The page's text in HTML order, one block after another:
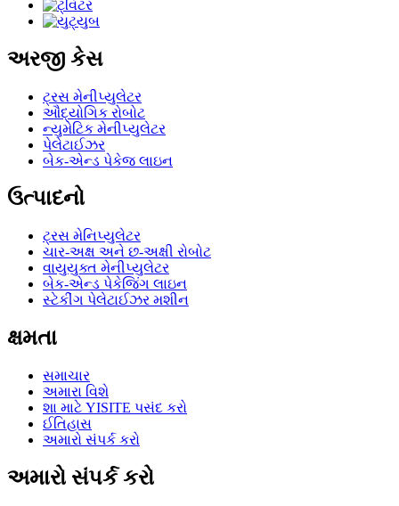
અરજી કેસ
ટ્રસ મેનીપ્યુલેટર
ઔદ્યોગિક રોબોટ
ન્યુમેટિક મેનીપ્યુલેટર
પેલેટાઈઝર
બેક-એન્ડ પેકેજ લાઇન
ઉત્પાદનો
ટ્રસ મેનિપ્યુલેટર
ચાર-અક્ષ અને છ-અક્ષી રોબોટ
વાયુયુક્ત મેનીપ્યુલેટર
બેક-એન્ડ પેકેજિંગ લાઇન
સ્ટેકીંગ પેલેટાઈઝર મશીન
ક્ષમતા
સમાચાર
અમારા વિશે
શા માટે YISITE પસંદ કરો
ઈતિહાસ
અમારો સંપર્ક કરો
અમારો સંપર્ક કરો